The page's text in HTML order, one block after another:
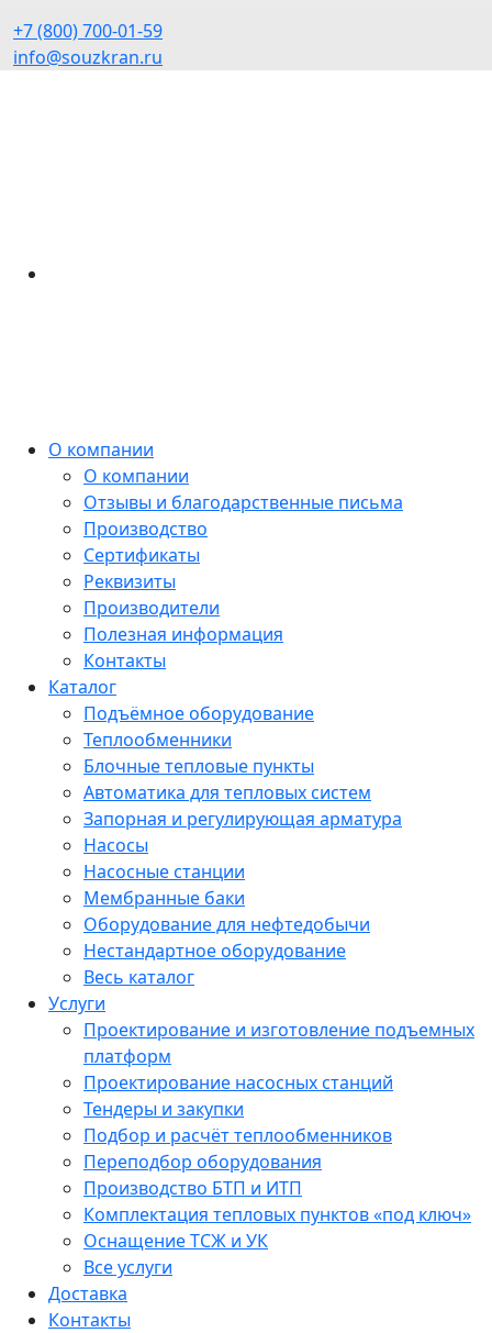
+7 (800) 700-01-59
info@souzkran.ru
О компании
О компании
Отзывы и благодарственные письма
Производство
Сертификаты
Реквизиты
Производители
Полезная информация
Контакты
Каталог
Подъёмное оборудование
Теплообменники
Блочные тепловые пункты
Автоматика для тепловых систем
Запорная и регулирующая арматура
Насосы
Насосные станции
Мембранные баки
Оборудование для нефтедобычи
Нестандартное оборудование
Весь каталог
Услуги
Проектирование и изготовление подъемных
платформ
Проектирование насосных станций
Тендеры и закупки
Подбор и расчёт теплообменников
Переподбор оборудования
Производство БТП и ИТП
Комплектация тепловых пунктов «под ключ»
Оснащение ТСЖ и УК
Все услуги
Доставка
Контакты